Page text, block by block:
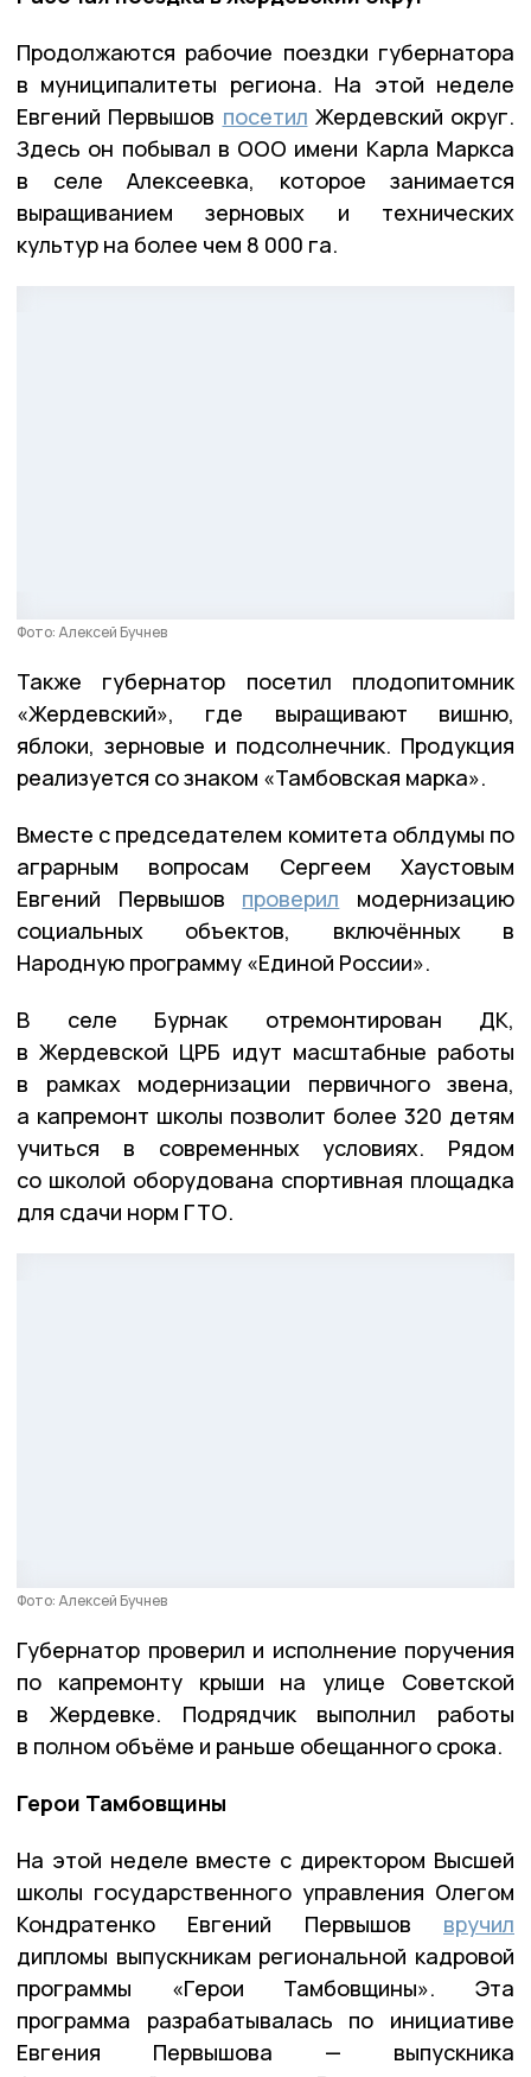
Продолжаются рабочие поездки губернатора
в муниципалитеты региона. На этой неделе
Евгений Первышов посетил Жердевский округ.
Здесь он побывал в ООО имени Карла Маркса
в селе Алексеевка, которое занимается
выращиванием зерновых и технических
культур на более чем 8 000 га.
Фото: Алексей Бучнев
Также губернатор посетил плодопитомник
«Жердевский», где выращивают вишню,
яблоки, зерновые и подсолнечник. Продукция
реализуется со знаком «Тамбовская марка».
Вместе с председателем комитета облдумы по
аграрным вопросам Сергеем Хаустовым
Евгений Первышов проверил модернизацию
социальных объектов, включённых в
Народную программу «Единой России».
В селе Бурнак отремонтирован ДК,
в Жердевской ЦРБ идут масштабные работы
в рамках модернизации первичного звена,
а капремонт школы позволит более 320 детям
учиться в современных условиях. Рядом
со школой оборудована спортивная площадка
для сдачи норм ГТО.
Фото: Алексей Бучнев
Губернатор проверил и исполнение поручения
по капремонту крыши на улице Советской
в Жердевке. Подрядчик выполнил работы
в полном объёме и раньше обещанного срока.
Герои Тамбовщины
На этой неделе вместе с директором Высшей
школы государственного управления Олегом
Кондратенко Евгений Первышов вручил
дипломы выпускникам региональной кадровой
программы «Герои Тамбовщины». Эта
программа разрабатывалась по инициативе
Евгения Первышова — выпускника